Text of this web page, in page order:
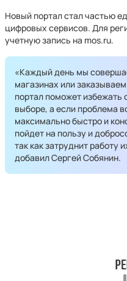
Новый портал стал частью
цифровых сервисов. Для
учетную запись на mos.ru.
«Каждый день мы
магазинах или
портал поможет избежать
выборе, а если проблема
максимально быстро и
пойдет на пользу и
так как затруднит работу
добавил Сергей Собянин.